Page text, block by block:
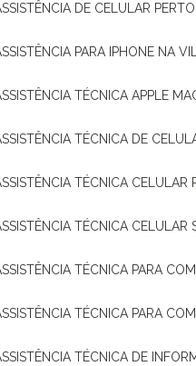
ASSISTÊNCIA DE CELULAR
ASSISTÊNCIA PARA IPHONE NA
ASSISTÊNCIA TÉCNICA APPLE
ASSISTÊNCIA TÉCNICA DE
ASSISTÊNCIA TÉCNICA CELULAR
ASSISTÊNCIA TÉCNICA
ASSISTÊNCIA TÉCNICA PARA
ASSISTÊNCIA TÉCNICA PARA
ASSISTÊNCIA TÉCNICA DE